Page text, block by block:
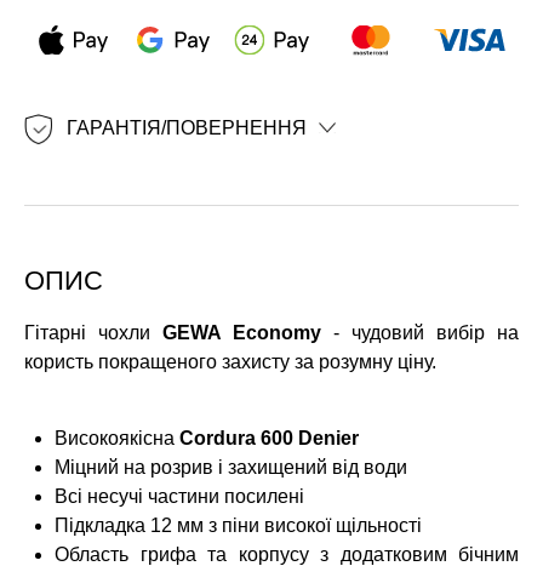
ГАРАНТІЯ/ПОВЕРНЕННЯ
ОПИС
Гітарні чохли GEWA Economy - чудовий вибір на
користь покращеного захисту за розумну ціну.
Високоякісна Cordura 600 Denier
Міцний на розрив і захищений від води
Всі несучі частини посилені
Підкладка 12 мм з піни високої щільності
Область грифа та корпусу з додатковим бічним